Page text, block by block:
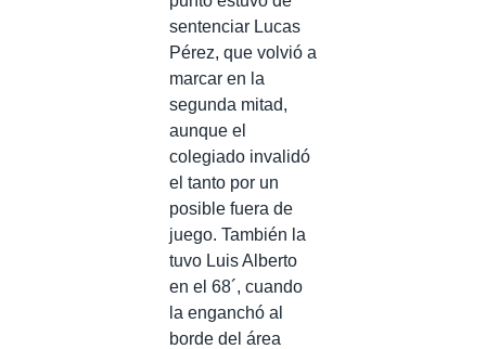
sentenciar Lucas
Pérez, que volvió a
marcar en la
segunda mitad,
aunque el
colegiado invalidó
el tanto por un
posible fuera de
juego. También la
tuvo Luis Alberto
en el 68´, cuando
la enganchó al
borde del área